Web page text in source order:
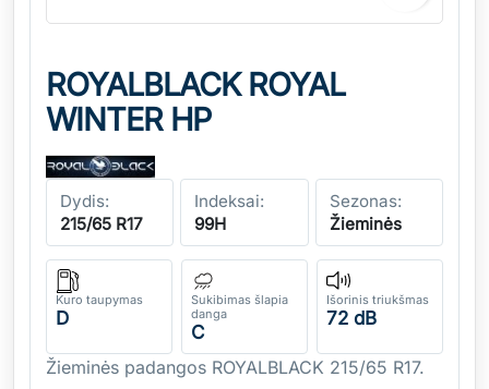
ROYALBLACK ROYAL
WINTER HP
Dydis:
215/65 R17
Indeksai:
99H
Sezonas:
Žieminės
Kuro taupymas
D
Sukibimas šlapia
danga
C
Išorinis triukšmas
72 dB
Žieminės padangos ROYALBLACK 215/65 R17.